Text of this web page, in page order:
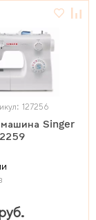
127256
Singer